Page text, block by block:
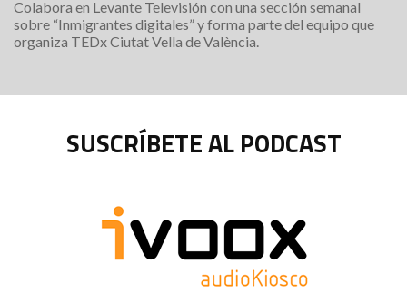
Colabora en Levante Televisión con una sección semanal
sobre “Inmigrantes digitales” y forma parte del equipo que
organiza TEDx Ciutat Vella de València.
SUSCRÍBETE AL PODCAST